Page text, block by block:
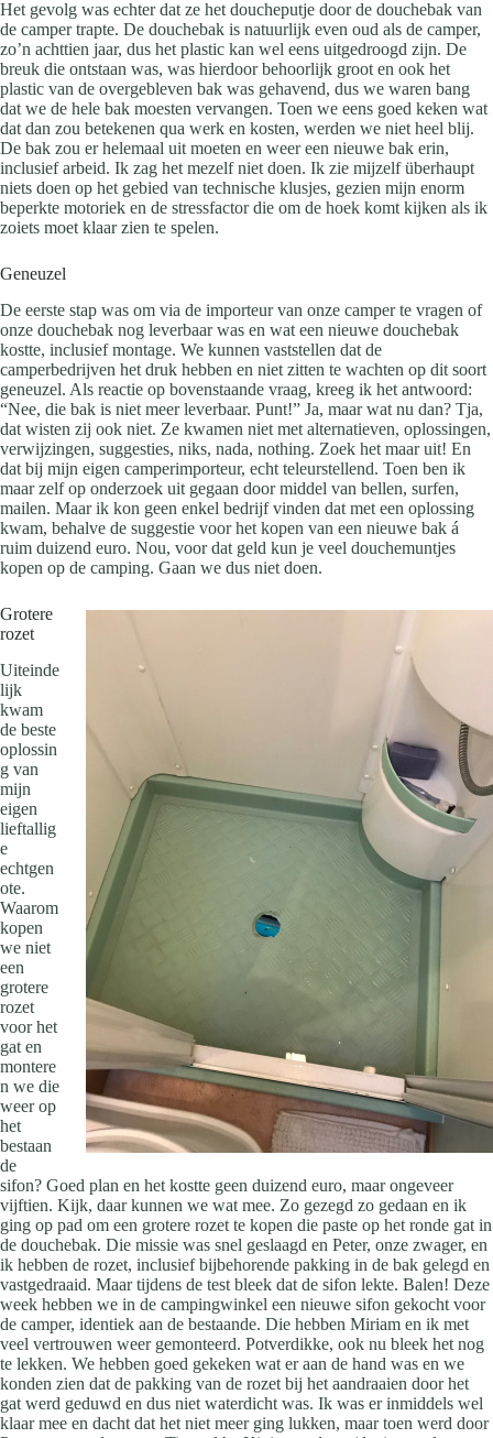
Het gevolg was echter dat ze het doucheputje door de douchebak van
de camper trapte. De douchebak is natuurlijk even oud als de camper,
zo’n achttien jaar, dus het plastic kan wel eens uitgedroogd zijn. De
breuk die ontstaan was, was hierdoor behoorlijk groot en ook het
plastic van de overgebleven bak was gehavend, dus we waren bang
dat we de hele bak moesten vervangen. Toen we eens goed keken wat
dat dan zou betekenen qua werk en kosten, werden we niet heel blij.
De bak zou er helemaal uit moeten en weer een nieuwe bak erin,
inclusief arbeid. Ik zag het mezelf niet doen. Ik zie mijzelf überhaupt
niets doen op het gebied van technische klusjes, gezien mijn enorm
beperkte motoriek en de stressfactor die om de hoek komt kijken als ik
zoiets moet klaar zien te spelen.
Geneuzel
De eerste stap was om via de importeur van onze camper te vragen of
onze douchebak nog leverbaar was en wat een nieuwe douchebak
kostte, inclusief montage. We kunnen vaststellen dat de
camperbedrijven het druk hebben en niet zitten te wachten op dit soort
geneuzel. Als reactie op bovenstaande vraag, kreeg ik het antwoord:
“Nee, die bak is niet meer leverbaar. Punt!” Ja, maar wat nu dan? Tja,
dat wisten zij ook niet. Ze kwamen niet met alternatieven, oplossingen,
verwijzingen, suggesties, niks, nada, nothing. Zoek het maar uit! En
dat bij mijn eigen camperimporteur, echt teleurstellend. Toen ben ik
maar zelf op onderzoek uit gegaan door middel van bellen, surfen,
mailen. Maar ik kon geen enkel bedrijf vinden dat met een oplossing
kwam, behalve de suggestie voor het kopen van een nieuwe bak á
ruim duizend euro. Nou, voor dat geld kun je veel douchemuntjes
kopen op de camping. Gaan we dus niet doen.
Grotere
rozet
Uiteinde
lijk
kwam
de beste
oplossin
g van
mijn
eigen
lieftallig
e
echtgen
ote.
Waarom
kopen
we niet
een
grotere
rozet
voor het
gat en
montere
n we die
weer op
het
bestaan
de
sifon? Goed plan en het kostte geen duizend euro, maar ongeveer
vijftien. Kijk, daar kunnen we wat mee. Zo gezegd zo gedaan en ik
ging op pad om een grotere rozet te kopen die paste op het ronde gat in
de douchebak. Die missie was snel geslaagd en Peter, onze zwager, en
ik hebben de rozet, inclusief bijbehorende pakking in de bak gelegd en
vastgedraaid. Maar tijdens de test bleek dat de sifon lekte. Balen! Deze
week hebben we in de campingwinkel een nieuwe sifon gekocht voor
de camper, identiek aan de bestaande. Die hebben Miriam en ik met
veel vertrouwen weer gemonteerd. Potverdikke, ook nu bleek het nog
te lekken. We hebben goed gekeken wat er aan de hand was en we
konden zien dat de pakking van de rozet bij het aandraaien door het
gat werd geduwd en dus niet waterdicht was. Ik was er inmiddels wel
klaar mee en dacht dat het niet meer ging lukken, maar toen werd door